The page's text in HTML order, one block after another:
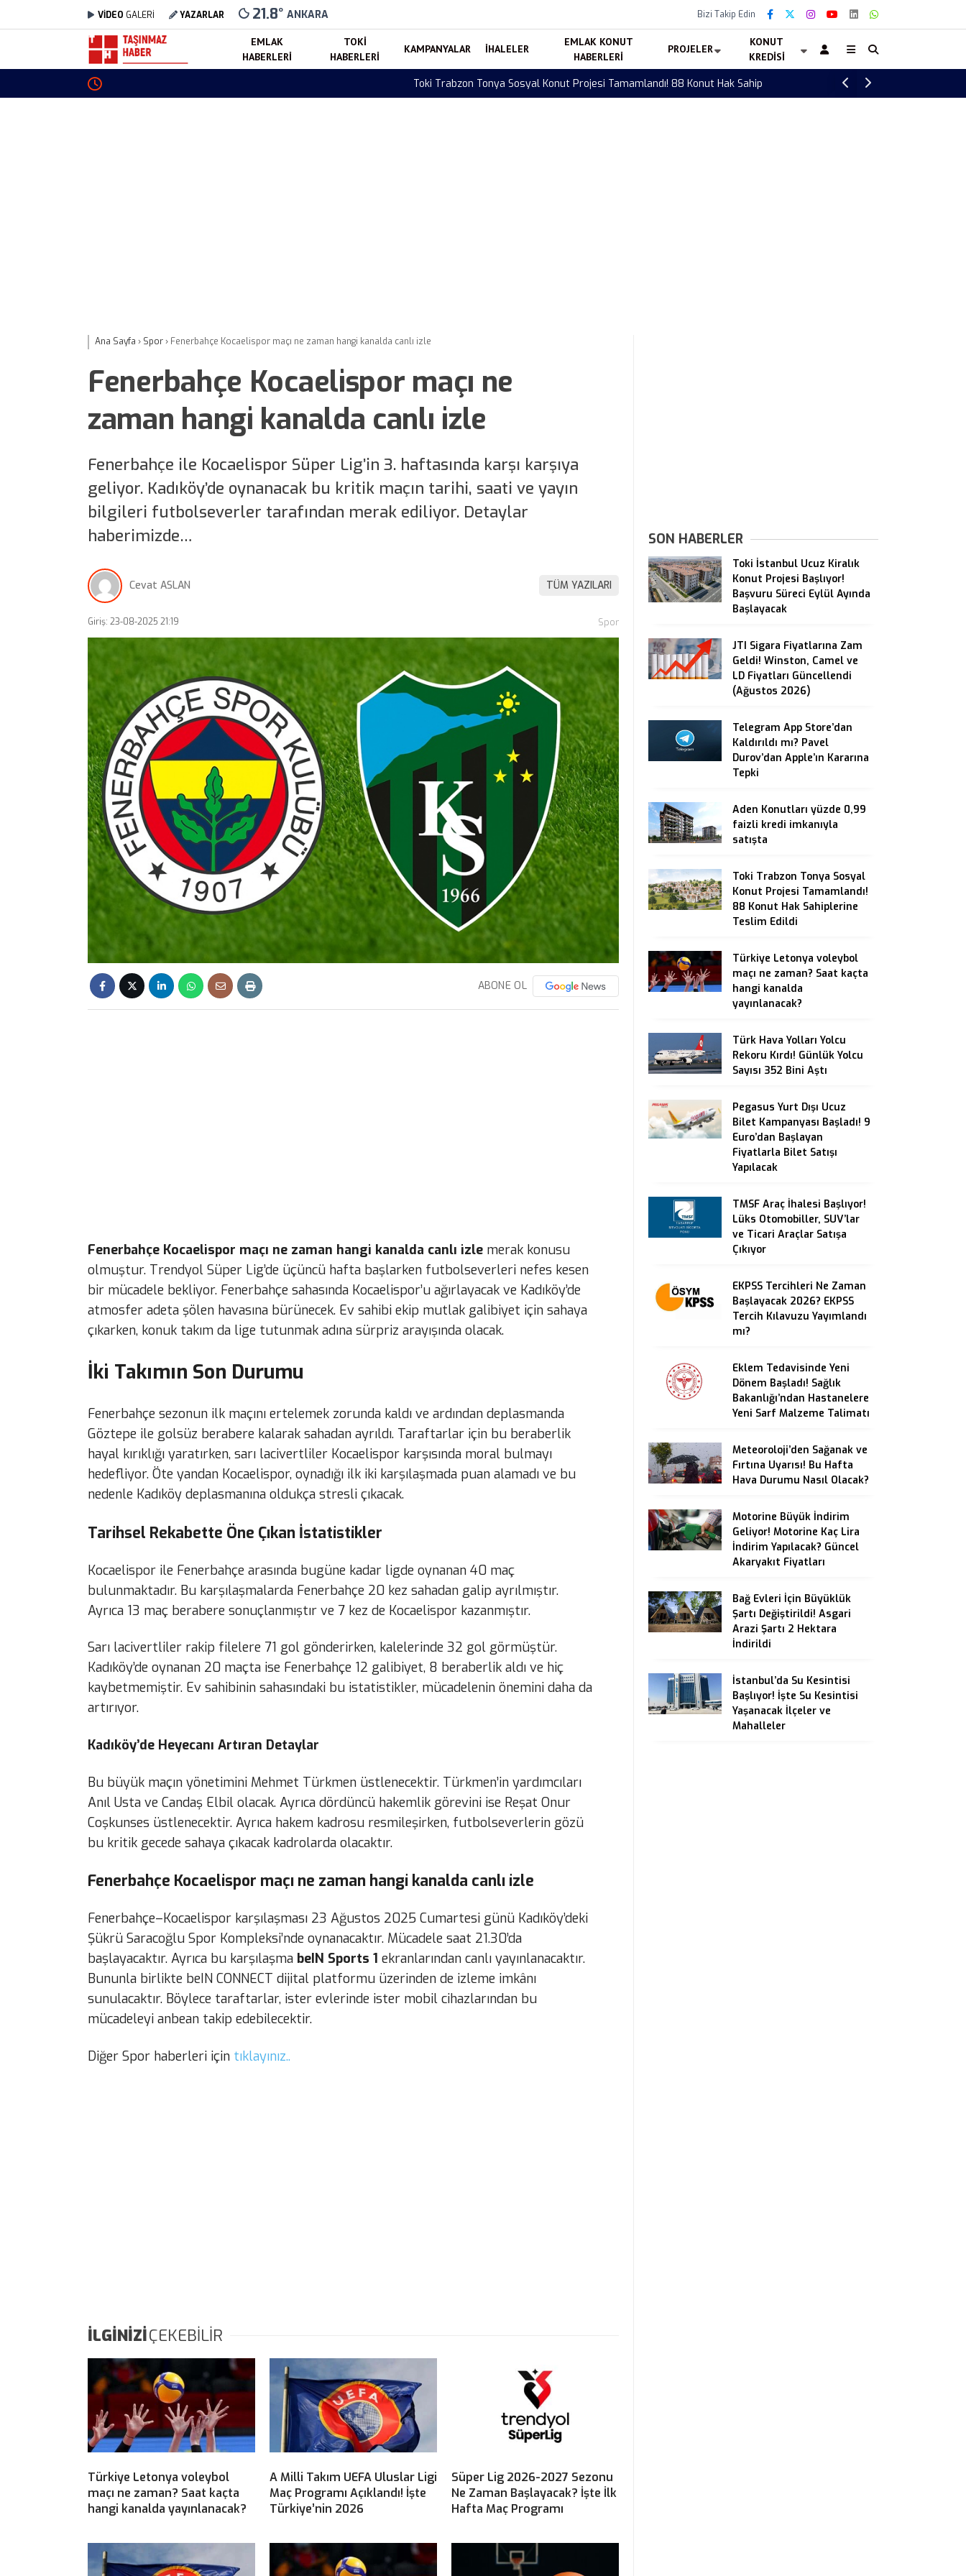
VİDEO GALERİ YAZARLAR 21.8° ANKARA Bizi Takip Edin
EMLAK
HABERLERI
TOKI
HABERLERI
KAMPANYALAR İHALELER
EMLAK KONUT
HABERLERI
PROJELER
KONUT
KREDISI
Toki Trabzon Tonya Sosyal Konut Projesi Tamamlandı! 88 Konut Hak Sahiplerine Teslim Edildi Türkiye Letonya voleybol maçı ne
Ana Sayfa › Spor› Fenerbahçe Kocaelispor maçı ne zaman hangi kanalda canlı izle
Fenerbahçe Kocaelispor maçı ne
zaman hangi kanalda canlı izle
Fenerbahçe ile Kocaelispor Süper Lig’in 3. haftasında karşı karşıya
geliyor. Kadıköy’de oynanacak bu kritik maçın tarihi, saati ve yayın
bilgileri futbolseverler tarafından merak ediliyor. Detaylar
haberimizde…
Cevat ASLAN TÜM YAZILARI
Giriş: 23-08-2025 21:19 Spor
ABONE OL
Fenerbahçe Kocaelispor maçı ne zaman hangi kanalda canlı izle merak konusu
olmuştur. Trendyol Süper Lig’de üçüncü hafta başlarken futbolseverleri nefes kesen
bir mücadele bekliyor. Fenerbahçe sahasında Kocaelispor’u ağırlayacak ve Kadıköy’de
atmosfer adeta şölen havasına bürünecek. Ev sahibi ekip mutlak galibiyet için sahaya
çıkarken, konuk takım da lige tutunmak adına sürpriz arayışında olacak.
İki Takımın Son Durumu
Fenerbahçe sezonun ilk maçını ertelemek zorunda kaldı ve ardından deplasmanda
Göztepe ile golsüz berabere kalarak sahadan ayrıldı. Taraftarlar için bu beraberlik
hayal kırıklığı yaratırken, sarı lacivertliler Kocaelispor karşısında moral bulmayı
hedefliyor. Öte yandan Kocaelispor, oynadığı ilk iki karşılaşmada puan alamadı ve bu
nedenle Kadıköy deplasmanına oldukça stresli çıkacak.
Tarihsel Rekabette Öne Çıkan İstatistikler
Kocaelispor ile Fenerbahçe arasında bugüne kadar ligde oynanan 40 maç
bulunmaktadır. Bu karşılaşmalarda Fenerbahçe 20 kez sahadan galip ayrılmıştır.
Ayrıca 13 maç berabere sonuçlanmıştır ve 7 kez de Kocaelispor kazanmıştır.
Sarı lacivertliler rakip filelere 71 gol gönderirken, kalelerinde 32 gol görmüştür.
Kadıköy’de oynanan 20 maçta ise Fenerbahçe 12 galibiyet, 8 beraberlik aldı ve hiç
kaybetmemiştir. Ev sahibinin sahasındaki bu istatistikler, mücadelenin önemini daha da
artırıyor.
Kadıköy’de Heyecanı Artıran Detaylar
Bu büyük maçın yönetimini Mehmet Türkmen üstlenecektir. Türkmen’in yardımcıları
Anıl Usta ve Candaş Elbil olacak. Ayrıca dördüncü hakemlik görevini ise Reşat Onur
Coşkunses üstlenecektir. Ayrıca hakem kadrosu resmileşirken, futbolseverlerin gözü
bu kritik gecede sahaya çıkacak kadrolarda olacaktır.
Fenerbahçe Kocaelispor maçı ne zaman hangi kanalda canlı izle
Fenerbahçe–Kocaelispor karşılaşması 23 Ağustos 2025 Cumartesi günü Kadıköy’deki
Şükrü Saracoğlu Spor Kompleksi’nde oynanacaktır. Mücadele saat 21.30’da
başlayacaktır. Ayrıca bu karşılaşma beIN Sports 1 ekranlarından canlı yayınlanacaktır.
Bununla birlikte beIN CONNECT dijital platformu üzerinden de izleme imkânı
sunulacaktır. Böylece taraftarlar, ister evlerinde ister mobil cihazlarından bu
mücadeleyi anbean takip edebilecektir.
Diğer Spor haberleri için tıklayınız..
İLGİNİZİÇEKEBİLİR
Türkiye Letonya voleybol
maçı ne zaman? Saat kaçta
hangi kanalda yayınlanacak?
A Milli Takım UEFA Uluslar Ligi
Maç Programı Açıklandı! İşte
Türkiye’nin 2026
Süper Lig 2026-2027 Sezonu
Ne Zaman Başlayacak? İşte İlk
Hafta Maç Programı
SON HABERLER
Toki İstanbul Ucuz Kiralık
Konut Projesi Başlıyor!
Başvuru Süreci Eylül Ayında
Başlayacak
JTI Sigara Fiyatlarına Zam
Geldi! Winston, Camel ve
LD Fiyatları Güncellendi
(Ağustos 2026)
Telegram App Store’dan
Kaldırıldı mı? Pavel
Durov’dan Apple’ın Kararına
Tepki
Aden Konutları yüzde 0,99
faizli kredi imkanıyla
satışta
Toki Trabzon Tonya Sosyal
Konut Projesi Tamamlandı!
88 Konut Hak Sahiplerine
Teslim Edildi
Türkiye Letonya voleybol
maçı ne zaman? Saat kaçta
hangi kanalda
yayınlanacak?
Türk Hava Yolları Yolcu
Rekoru Kırdı! Günlük Yolcu
Sayısı 352 Bini Aştı
Pegasus Yurt Dışı Ucuz
Bilet Kampanyası Başladı! 9
Euro’dan Başlayan
Fiyatlarla Bilet Satışı
Yapılacak
TMSF Araç İhalesi Başlıyor!
Lüks Otomobiller, SUV’lar
ve Ticari Araçlar Satışa
Çıkıyor
EKPSS Tercihleri Ne Zaman
Başlayacak 2026? EKPSS
Tercih Kılavuzu Yayımlandı
mı?
Eklem Tedavisinde Yeni
Dönem Başladı! Sağlık
Bakanlığı’ndan Hastanelere
Yeni Sarf Malzeme Talimatı
Meteoroloji’den Sağanak ve
Fırtına Uyarısı! Bu Hafta
Hava Durumu Nasıl Olacak?
Motorine Büyük İndirim
Geliyor! Motorine Kaç Lira
İndirim Yapılacak? Güncel
Akaryakıt Fiyatları
Bağ Evleri İçin Büyüklük
Şartı Değiştirildi! Asgari
Arazi Şartı 2 Hektara
İndirildi
İstanbul’da Su Kesintisi
Başlıyor! İşte Su Kesintisi
Yaşanacak İlçeler ve
Mahalleler